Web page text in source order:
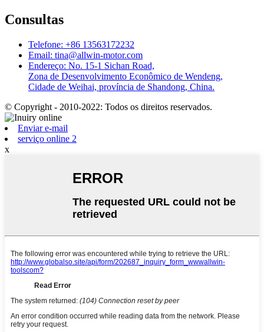
Consultas
Telefone: +86 13563172232
Email: tina@allwin-motor.com
Endereço: No. 15-1 Sichan Road,
Zona de Desenvolvimento Econômico de Wendeng,
Cidade de Weihai, província de Shandong, China.
© Copyright - 2010-2022: Todos os direitos reservados.
Enviar e-mail
serviço online 2
x